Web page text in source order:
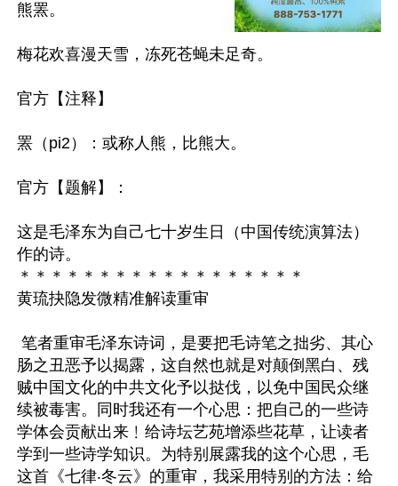
熊罴。
梅花欢喜漫天雪，冻死苍蝇未足奇。
官方【注释】
罴（pi2）：或称人熊，比熊大。
官方【题解】：
这是毛泽东为自己七十岁生日（中国传统演算法）
作的诗。
＊＊＊＊＊＊＊＊＊＊＊＊＊＊＊＊＊＊
黄琉抉隐发微精准解读重审
肠之丑恶予以揭露，这自然也就是对颠倒黑白、残
贼中国文化的中共文化予以挞伐，以免中国民众继
续被毒害。同时我还有一个心思：把自己的一些诗
学体会贡献出来﹗给诗坛艺苑增添些花草，让读者
学到一些诗学知识。为特别展露我的这个心思，毛
这首《七律‧冬云》的重审，我采用特别的方法：给